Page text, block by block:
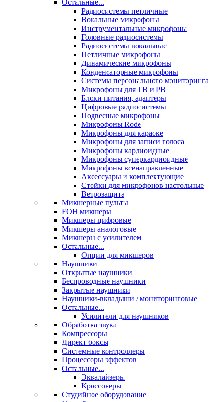
Остальные...
Радиосистемы петличные
Вокальные микрофоны
Инструментальные микрофоны
Головные радиосистемы
Радиосистемы вокальные
Петличные микрофоны
Динамические микрофоны
Конденсаторные микрофоны
Системы персонального мониторинга
Микрофоны для ТВ и РВ
Блоки питания, адаптеры
Цифровые радиосистемы
Подвесные микрофоны
Микрофоны Rode
Микрофоны для караоке
Микрофоны для записи голоса
Микрофоны кардиоидные
Микрофоны суперкардиоидные
Микрофоны всенаправленные
Аксессуары и комплектующие
Стойки для микрофонов настольные
Ветрозащита
Микшерные пульты
FOH микшеры
Микшеры цифровые
Микшеры аналоговые
Микшеры с усилителем
Остальные...
Опции для микшеров
Наушники
Открытые наушники
Беспроводные наушники
Закрытые наушники
Наушники-вкладыши / мониторинговые
Остальные...
Усилители для наушников
Обработка звука
Компрессоры
Директ боксы
Системные контроллеры
Процессоры эффектов
Остальные...
Эквалайзеры
Кроссоверы
Студийное оборудование